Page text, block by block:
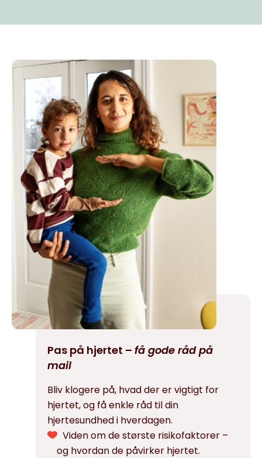
Pas på hjertet – få gode råd på
mail
Bliv klogere på, hvad der er vigtigt for
hjertet, og få enkle råd til din
hjertesundhed i hverdagen.
Viden om de største risikofaktorer –
og hvordan de påvirker hjertet.